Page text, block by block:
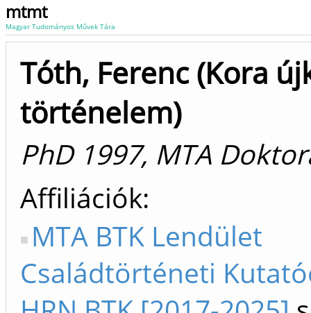
mtmt
Magyar Tudományos Művek Tára
Tóth, Ferenc (Kora
történelem)
PhD 1997, MTA
Affiliációk
MTA BTK Lendület
Családtörténeti